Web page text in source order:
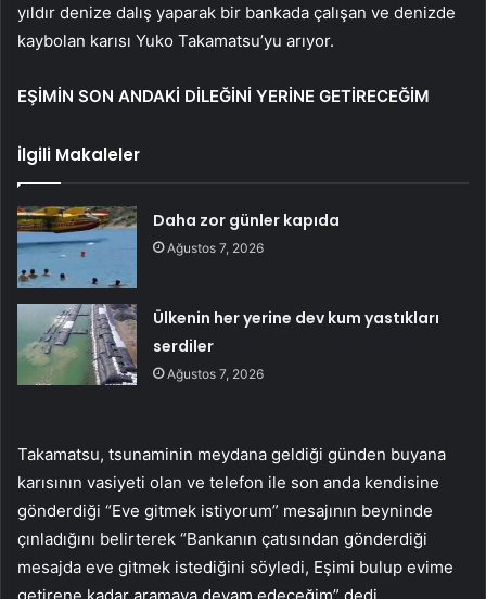
yıldır denize dalış yaparak bir bankada çalışan ve denizde
kaybolan karısı Yuko Takamatsu’yu arıyor.
EŞİMİN SON ANDAKİ DİLEĞİNİ YERİNE GETİRECEĞİM
İlgili Makaleler
Daha zor günler kapıda
Ağustos 7, 2026
Ülkenin her yerine dev kum yastıkları
serdiler
Ağustos 7, 2026
Takamatsu, tsunaminin meydana geldiği günden buyana
karısının vasiyeti olan ve telefon ile son anda kendisine
gönderdiği “Eve gitmek istiyorum” mesajının beyninde
çınladığını belirterek “Bankanın çatısından gönderdiği
mesajda eve gitmek istediğini söyledi, Eşimi bulup evime